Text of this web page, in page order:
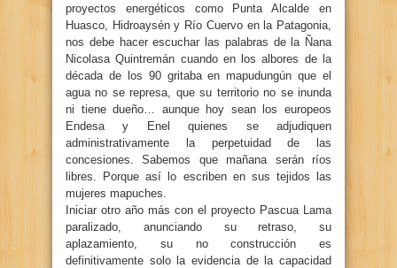
proyectos energéticos como Punta Alcalde en
Huasco, Hidroaysén y Río Cuervo en la Patagonia,
nos debe hacer escuchar las palabras de la Ñana
Nicolasa Quintremán cuando en los albores de la
década de los 90 gritaba en mapudungún que el
agua no se represa, que su territorio no se inunda
ni tiene dueño… aunque hoy sean los europeos
Endesa y Enel quienes se adjudiquen
administrativamente la perpetuidad de las
concesiones. Sabemos que mañana serán ríos
libres. Porque así lo escriben en sus tejidos las
mujeres mapuches.
Iniciar otro año más con el proyecto Pascua Lama
paralizado, anunciando su retraso, su
aplazamiento, su no construcción es
definitivamente solo la evidencia de la capacidad